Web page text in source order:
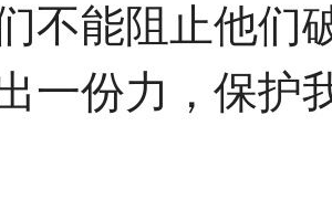
不能阻止他们
一份力，保护